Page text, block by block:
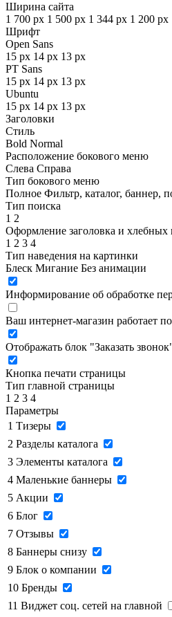
Ширина сайта
1 700 px 1 500 px 1 344 px 1 200 px
Шрифт
Open Sans
15 px 14 px 13 px
PT Sans
15 px 14 px 13 px
Ubuntu
15 px 14 px 13 px
Заголовки
Стиль
Bold Normal
Расположение бокового меню
Слева Справа
Тип бокового меню
Полное Фильтр, каталог, баннер,
Тип поиска
1 2
Оформление заголовка и хлебных
1 2 3 4
Тип наведения на картинки
Блеск Мигание Без анимации
Информирование об обработке
Ваш интернет-магазин работает
Отображать блок "Заказать
Кнопка печати страницы
Тип главной страницы
1 2 3 4
Параметры
1 Тизеры
2 Разделы каталога
3 Элементы каталога
4 Маленькие баннеры
5 Акции
6 Блог
7 Отзывы
8 Баннеры снизу
9 Блок о компании
10 Бренды
11 Виджет соц. сетей на главной